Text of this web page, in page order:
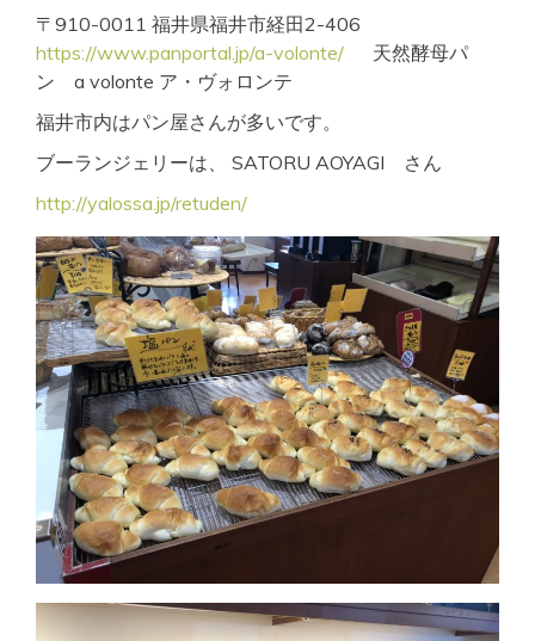
〒910-0011 福井県福井市経田2-406
https://www.panportal.jp/a-volonte/ 天然酵母パ
ン a volonte ア・ヴォロンテ
福井市内はパン屋さんが多いです。
ブーランジェリーは、 SATORU AOYAGI さん
http://yalossa.jp/retuden/